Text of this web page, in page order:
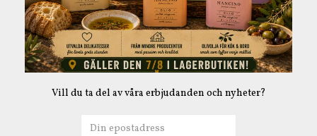
Vill du ta del av våra erbjudanden och nyheter?